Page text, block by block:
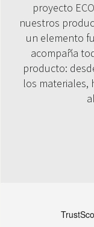
proyecto
nuestros
un elemento
acompaña
producto:
los materiales,